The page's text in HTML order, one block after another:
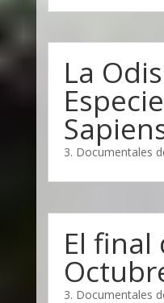
La
3. Documentales
El final
3. Documentales